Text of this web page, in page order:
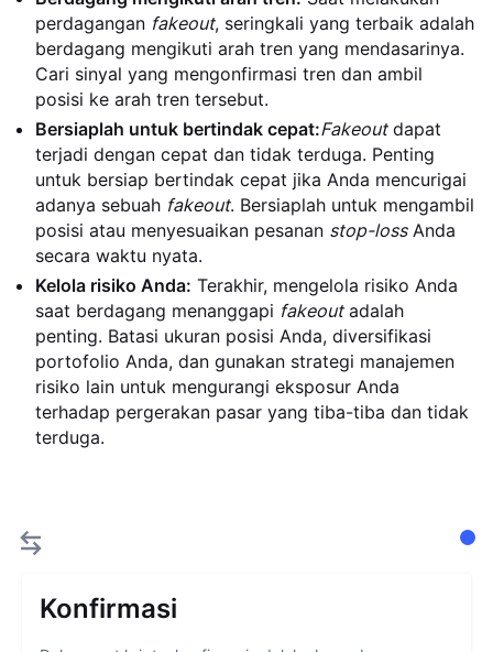
perdagangan fakeout, seringkali yang terbaik adalah
berdagang mengikuti arah tren yang mendasarinya.
Cari sinyal yang mengonfirmasi tren dan ambil
posisi ke arah tren tersebut.
Bersiaplah untuk bertindak cepat:Fakeoutdapat
terjadi dengan cepat dan tidak terduga. Penting
untuk bersiap bertindak cepat jika Anda mencurigai
adanya sebuah fakeout. Bersiaplah untuk mengambil
posisi atau menyesuaikan pesanan stop-lossAnda
secara waktu nyata.
Kelola risiko Anda: Terakhir, mengelola risiko Anda
saat berdagang menanggapi fakeoutadalah
penting. Batasi ukuran posisi Anda, diversifikasi
portofolio Anda, dan gunakan strategi manajemen
risiko lain untuk mengurangi eksposur Anda
terhadap pergerakan pasar yang tiba-tiba dan tidak
terduga.
Konfirmasi